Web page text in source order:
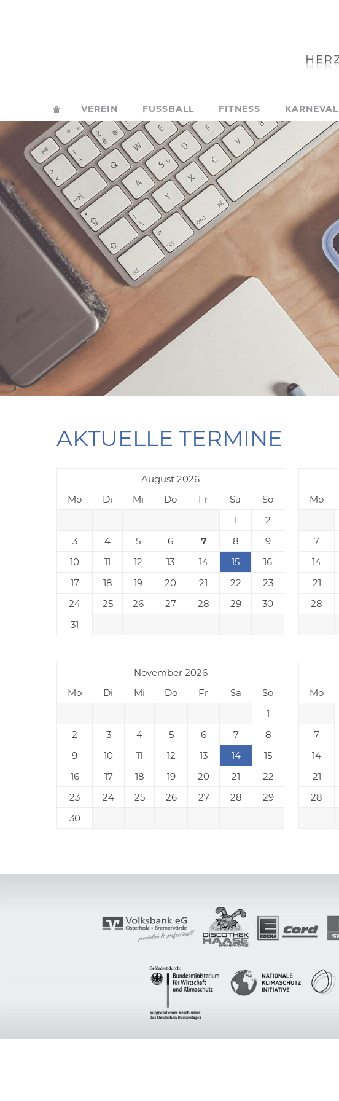
VEREIN FUSSBALL FITNESS KARNEVAL
AKTUELLE TERMINE
August 2026
Mo
Di Mi Do Fr Sa
So
1
2
3
4 5 6 7 8
9
10
11 12 13 14 15
16
17
18 19 20 21 22
23
24
25 26 27 28 29
30
31
Mo
7
14
21
28
November 2026
Mo
Di Mi Do Fr Sa
So
1
2
3 4 5 6 7
8
9
10 11 12 13 14
15
16
17 18 19 20 21
22
23
24 25 26 27 28
29
30
Mo
7
14
21
28